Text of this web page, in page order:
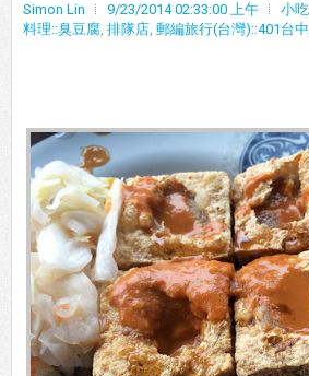
Simon Lin 9/23/2014 02:33:00 上午 小
料理::臭豆腐, 排隊店, 郵編旅行(台灣)::401台